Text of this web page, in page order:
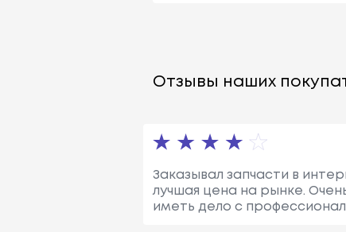
Отзывы наших
Заказывал запчасти в
лучшая цена на рынке.
иметь дело с